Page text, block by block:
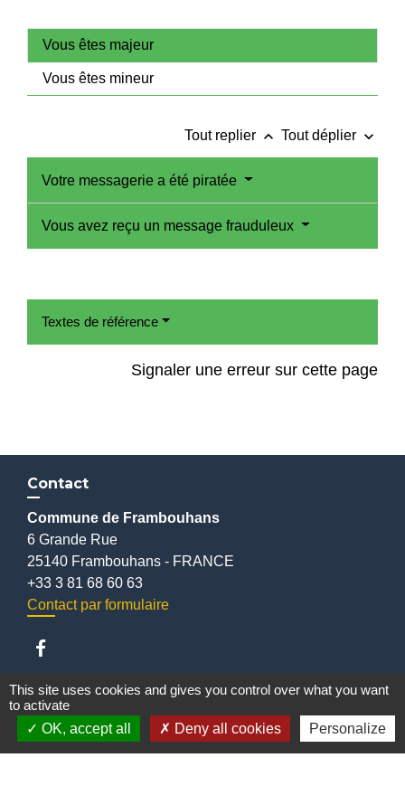
Vous êtes majeur
Vous êtes mineur
Tout replier keyboard_arrow_up Tout déplier keyboard_arrow_down
Votre messagerie a été piratée
Vous avez reçu un message frauduleux
Textes de référence
Signaler une erreur sur cette page
Contact
Commune de Frambouhans
6 Grande Rue
25140 Frambouhans - FRANCE
+33 3 81 68 60 63
Contact par formulaire
Liens
Communauté de communes
This site uses cookies and gives you control over what you want
to activate
OK, accept all
Deny all cookies Personalize